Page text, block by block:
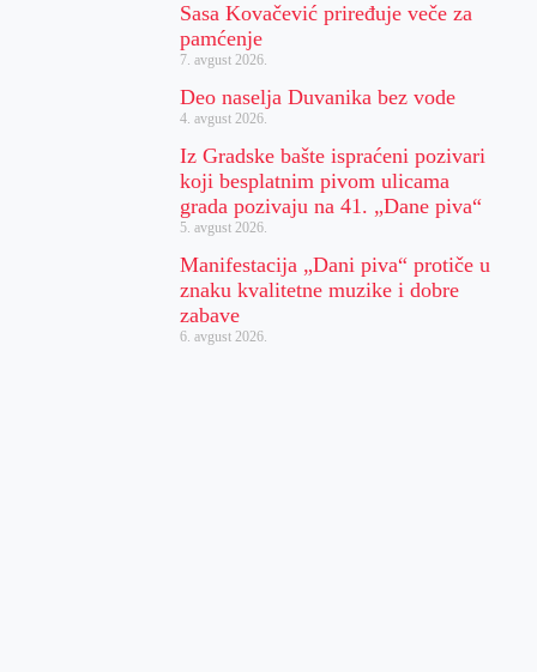
Sasa Kovačević priređuje veče za
pamćenje
7. avgust 2026.
Deo naselja Duvanika bez vode
4. avgust 2026.
Iz Gradske bašte ispraćeni pozivari
koji besplatnim pivom ulicama
grada pozivaju na 41. „Dane piva“
5. avgust 2026.
Manifestacija „Dani piva“ protiče u
znaku kvalitetne muzike i dobre
zabave
6. avgust 2026.